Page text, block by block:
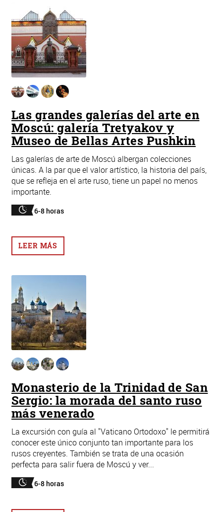
Las grandes galerías del arte en
Moscú: galería Tretyakov y
Museo de Bellas Artes Pushkin
Las galerías de arte de Moscú albergan colecciones
únicas. A la par que el valor artístico, la historia del país,
que se refleja en el arte ruso, tiene un papel no menos
importante.
6-8 horas
LEER MÁS
Monasterio de la Trinidad de San
Sergio: la morada del santo ruso
más venerado
La excursión con guía al "Vaticano Ortodoxo" le permitirá
conocer este único conjunto tan importante para los
rusos creyentes. También se trata de una ocasión
perfecta para salir fuera de Moscú y ver...
6-8 horas